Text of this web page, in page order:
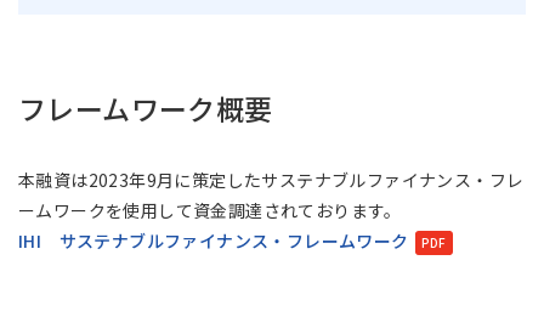
フレームワーク概要
本融資は2023年9月に策定したサステナブルファイナンス・フレ
ームワークを使用して資金調達されております。
IHI サステナブルファイナンス・フレームワーク